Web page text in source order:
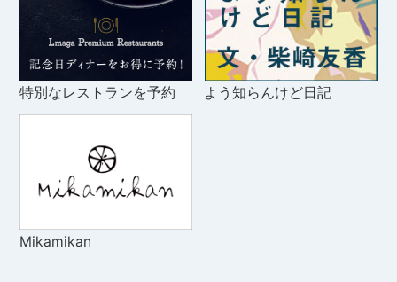
特別なレストランを予約 よう知らんけど日記
Mikamikan